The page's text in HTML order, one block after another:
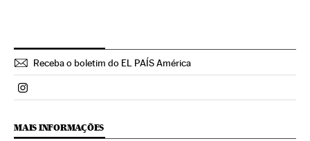
Receba o boletim do EL PAÍS América
Politica El País Brasil en Instagram
MAIS INFORMAÇÕES